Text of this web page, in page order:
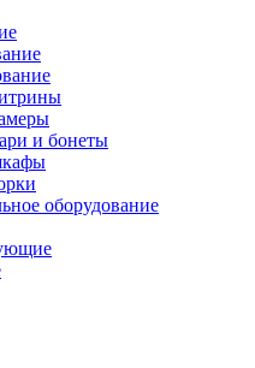
и бонеты
оборудование